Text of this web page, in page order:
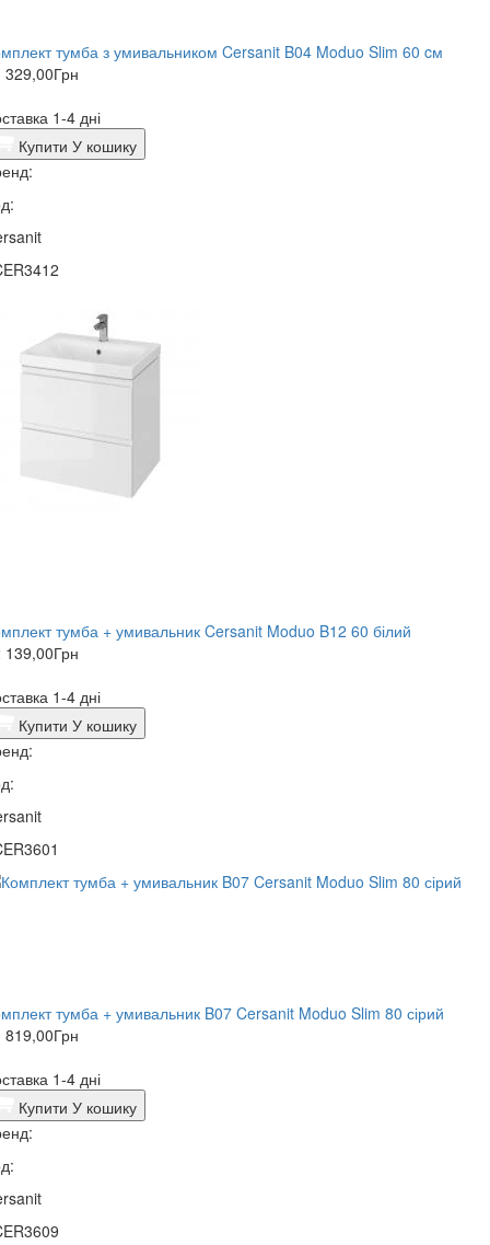
тумба з умивальником Cersanit B04 Moduo Slim 60 cм
329,00Грн
1-4 дні
Купити У кошику
тумба + умивальник Cersanit Moduo B12 60 білий
139,00Грн
1-4 дні
Купити У кошику
тумба + умивальник B07 Cersanit Moduo Slim 80 сірий
819,00Грн
1-4 дні
Купити У кошику